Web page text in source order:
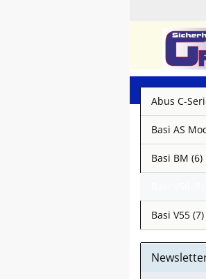
Abus C-
Basi AS
Basi BM (6)
Basi V55 (7)